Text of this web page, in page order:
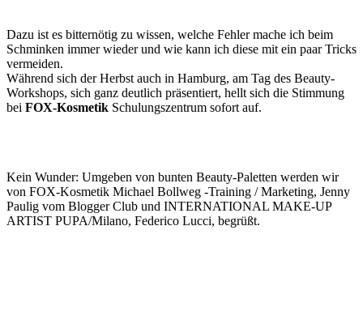
Dazu ist es bitternötig zu wissen, welche Fehler mache ich beim
Schminken immer wieder und wie kann ich diese mit ein paar Tricks
vermeiden.
Während sich der Herbst auch in Hamburg, am Tag des Beauty-
Workshops, sich ganz deutlich präsentiert, hellt sich die Stimmung
bei FOX-Kosmetik Schulungszentrum sofort auf.
Kein Wunder: Umgeben von bunten Beauty-Paletten werden wir
von FOX-Kosmetik Michael Bollweg -Training / Marketing, Jenny
Paulig vom Blogger Club und INTERNATIONAL MAKE-UP
ARTIST PUPA/Milano, Federico Lucci, begrüßt.